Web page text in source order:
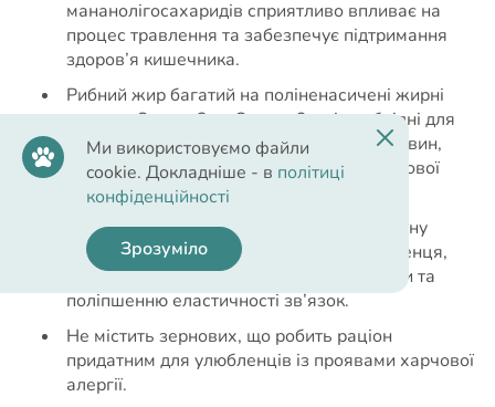
мананолігосахаридів сприятливо впливає на
процес травлення та забезпечує підтримання
здоров’я кишечника.
Рибний жир багатий на поліненасичені жирні
кислоти Омега-3 та Омега-6, які необхідні для
роботи мозку, злагодженого обміну речовин,
насичення шкірних покривів і росту здорової
шерсті.
Завдяки вмісту глюкозаміну та хондроїтину
раціон надає турботу про суглоби улюбленця,
сприяючи відновленню хрящової тканини та
поліпшенню еластичності зв’язок.
Не містить зернових, що робить раціон
придатним для улюбленців із проявами харчової
алергії.
Ми використовуємо файли
cookie. Докладніше - в політиці
конфіденційності
Зрозуміло